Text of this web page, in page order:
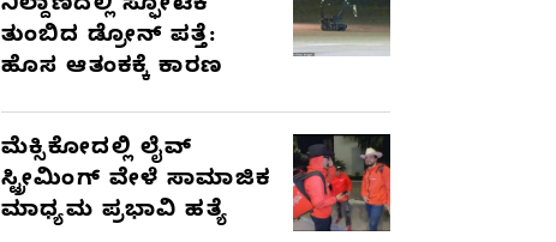
ನಿಲ್ದಾಣದಲ್ಲಿ ಸ್ಫೋಟಕ
ತುಂಬಿದ ಡ್ರೋನ್ ಪತ್ತೆ:
ಹೊಸ ಆತಂಕಕ್ಕೆ ಕಾರಣ
ಮೆಕ್ಸಿಕೋದಲ್ಲಿ ಲೈವ್
ಸ್ಟ್ರೀಮಿಂಗ್ ವೇಳೆ ಸಾಮಾಜಿಕ
ಮಾಧ್ಯಮ ಪ್ರಭಾವಿ ಹತ್ಯೆ